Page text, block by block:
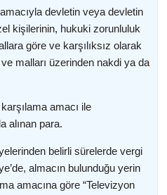
devletin veya devletin
kişilerinin, hukuki zorunluluk
göre ve karşılıksız olarak
malları üzerinden nakdi ya da
amacı ile
alınan para.
belirli sürelerde vergi
almacın bulunduğu yerin
amacına göre “Televizyon